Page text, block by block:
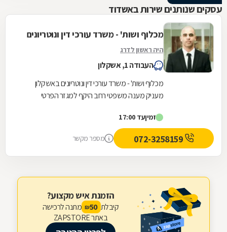
עסקים שנותנים שירות באשדוד
מכלוף ושות' - משרד עורכי דין ונוטריונים
היה ראשון לדרג
העבודה 1, אשקלון
מכלוף ושות' - משרד עורכי דין ונוטריונים באשקלון
מעניק מענה משפטי רחב היקף למגזר הפרטי
משלושה...
זמיןעד 17:00
מספר מקשר
הזמנת איש מקצוע?
קיבלת 50
₪ מתנה לרכישה
באתר ZAPSTORE